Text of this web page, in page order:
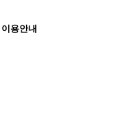
이용안내